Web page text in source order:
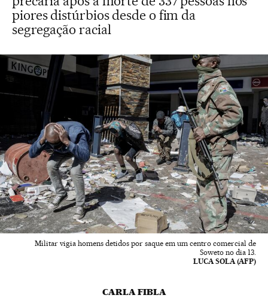
piores distúrbios desde o fim da
segregação racial
Militar vigia homens detidos por saque em um centro comercial de
Soweto no dia 13.
LUCA SOLA (AFP)
CARLA FIBLA